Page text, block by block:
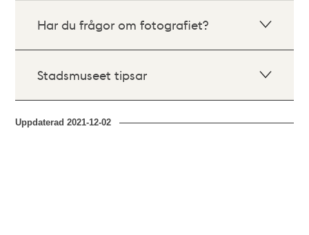
Har du frågor om fotografiet?
Stadsmuseet tipsar
Uppdaterad2021-12-02